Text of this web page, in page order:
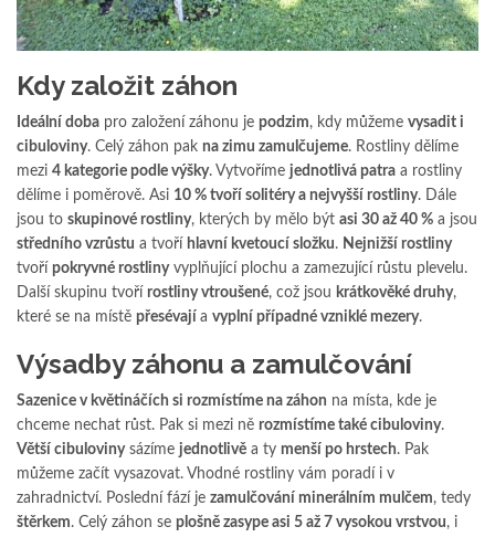
Kdy založit záhon
Ideální doba pro založení záhonu je podzim, kdy můžeme vysadit i
cibuloviny. Celý záhon pak na zimu zamulčujeme. Rostliny dělíme
mezi 4 kategorie podle výšky. Vytvoříme jednotlivá patra a rostliny
dělíme i poměrově. Asi 10 % tvoří solitéry a nejvyšší rostliny. Dále
jsou to skupinové rostliny, kterých by mělo být asi 30 až 40 % a jsou
středního vzrůstu a tvoří hlavní kvetoucí složku. Nejnižší rostliny
tvoří pokryvné rostlinyvyplňující plochu a zamezující růstu plevelu.
Další skupinu tvoří rostliny vtroušené, což jsou krátkověké druhy,
které se na místě přesévají a vyplní případné vzniklé mezery.
Výsadby záhonu a zamulčování
Sazenice v květináčích si rozmístíme na záhon na místa, kde je
chceme nechat růst. Pak si mezi ně rozmístíme také cibuloviny.
Větší cibulovinysázíme jednotlivě a ty menší po hrstech. Pak
můžeme začít vysazovat. Vhodné rostliny vám poradí i v
zahradnictví. Poslední fází je zamulčování minerálním mulčem, tedy
štěrkem. Celý záhon se plošně zasype asi 5 až 7 vysokou vrstvou, i